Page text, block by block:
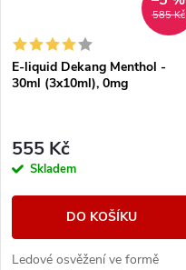
585 Kč
E-liquid Dekang Menthol -
30ml (3x10ml), 0mg
555 Kč
Skladem
DO KOŠÍKU
Ledové osvěžení ve formě